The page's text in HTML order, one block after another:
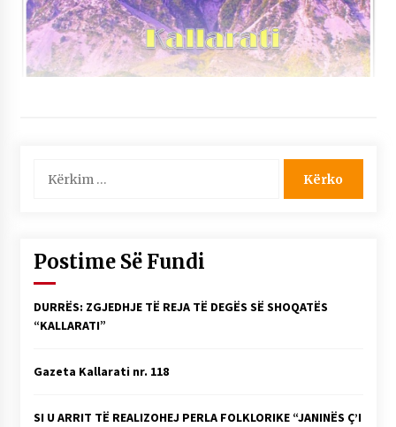
për:
Postime Së Fundi
DURRËS: ZGJEDHJE TË REJA TË DEGËS SË SHOQATËS
“KALLARATI”
Gazeta Kallarati nr. 118
SI U ARRIT TË REALIZOHEJ PERLA FOLKLORIKE “JANINËS Ç’I